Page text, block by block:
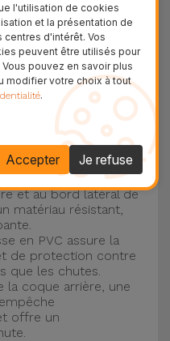
avec coques en
iPhone ont une
avec une
pour éviter au
casses !
de silicone liquide
couverture
et au bord latéral de
matériau résistant,
en PVC assure la
de protection contre
que les chutes.
la coque arrière, une
offre un
l'utilisation de cookies
et la présentation de
d'intérêt. Vos
peuvent être utilisés pour
pouvez en savoir plus
modifier votre choix à tout
.
Je refuse
Accepter